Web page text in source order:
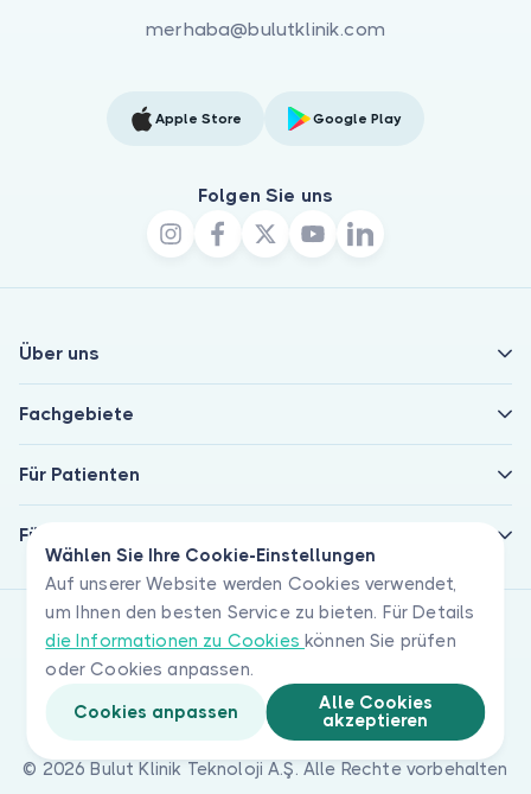
Wählen Sie Ihre Cookie-Einstellungen
Auf unserer Website werden Cookies verwendet,
um Ihnen den besten Service zu bieten. Für Details
die Informationen zu Cookieskönnen Sie prüfen
oder Cookies anpassen.
Cookies anpassen
Alle Cookies
akzeptieren
merhaba@bulutklinik.com
Apple Store Google Play
Folgen Sie uns
Über uns
Fachgebiete
Für Patienten
Für Ärzte
© 2026 Bulut Klinik Teknoloji A.Ş. Alle Rechte vorbehalten